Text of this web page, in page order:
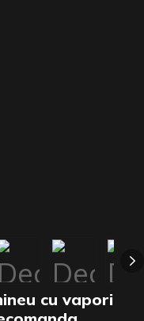
cu vapori